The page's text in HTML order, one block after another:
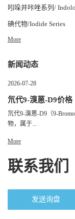
吲哚并咔唑系列/
碘代物/Iodide Series
More
新闻动态
2026-07-28
氘代9-溴蒽-D9价格
氘代9-溴蒽-D9（9-
物，属于...
More
联系我们
发送询盘